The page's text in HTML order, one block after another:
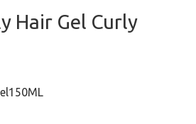
Hair Gel Curly